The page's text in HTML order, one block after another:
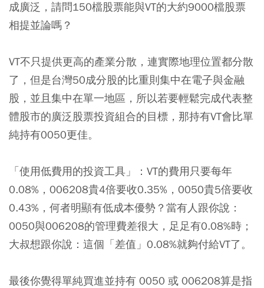
成廣泛，請問150檔股票能與VT的大約9000檔股票
相提並論嗎？
VT不只提供更高的產業分散，連實際地理位置都分散
了，但是台灣50成分股的比重則集中在電子與金融
股，並且集中在單一地區，所以若要輕鬆完成代表整
體股市的廣泛股票投資組合的目標，那持有VT會比單
純持有0050更佳。
「使用低費用的投資工具」：VT的費用只要每年
0.08%，006208貴4倍要收0.35%，0050貴5倍要收
0.43%，何者明顯有低成本優勢？當有人跟你說：
0050與006208的管理費差很大，足足有0.08%時；
大叔想跟你說：這個「差值」0.08%就夠付給VT了。
最後你覺得單純買進並持有 0050 或 006208算是指